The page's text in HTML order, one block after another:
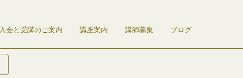
入会と受講のご案内 講座案内 講師募集 ブログ